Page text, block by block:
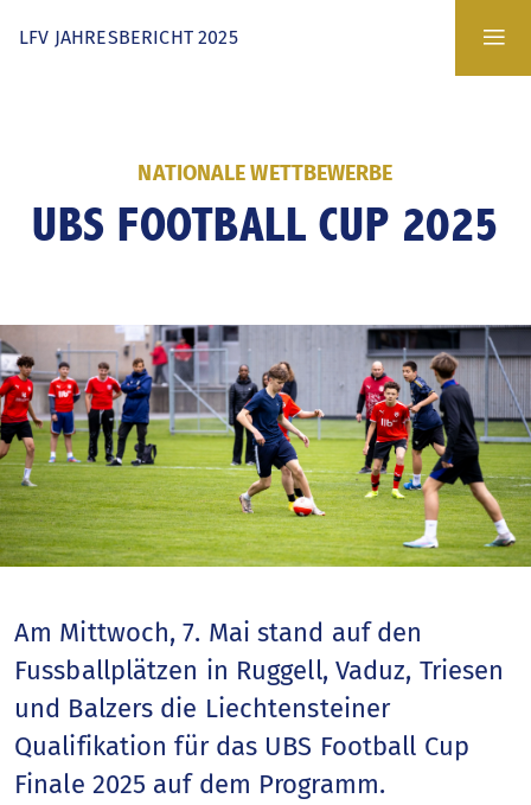
Inhalt
m
Verbandsgeschehen
Vorwort
JAK
Schiedsrichter
Nachhaltigkeit
Fussballjahr
Nationalteams
Spitzenfussball
Talentförderung
LFV JAHRESBERICHT 2025
NATIONALE WETTBEWERBE
UBS FOOTBALL CUP 2025
Am Mittwoch, 7. Mai stand auf den
Fussballplätzen in Ruggell, Vaduz, Triesen
und Balzers die Liechtensteiner
Qualifikation für das UBS Football Cup
Finale 2025 auf dem Programm.